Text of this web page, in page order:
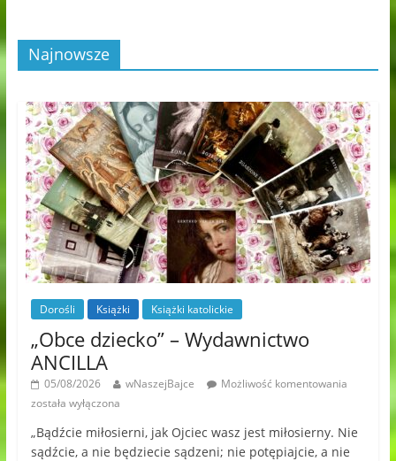
Najnowsze
Dorośli Książki Książki katolickie
„Obce dziecko” – Wydawnictwo
ANCILLA
05/08/2026 wNaszejBajce
Możliwość komentowania
została wyłączona
„Bądźcie miłosierni, jak Ojciec wasz jest miłosierny. Nie
sądźcie, a nie będziecie sądzeni; nie potępiajcie, a nie